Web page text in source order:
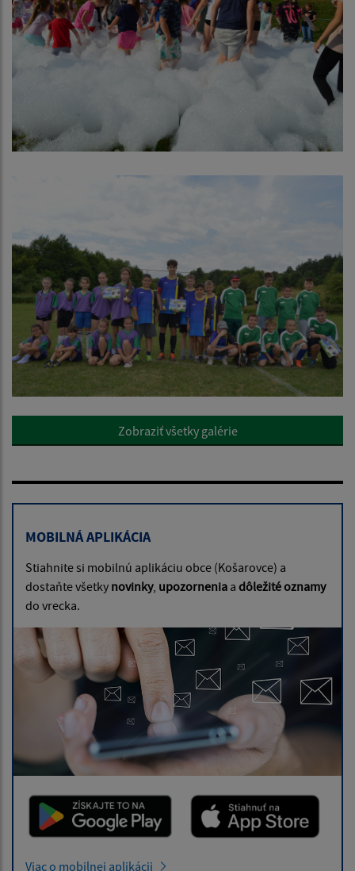
Zobraziť všetky galérie
MOBILNÁ APLIKÁCIA
Stiahnite si mobilnú aplikáciu obce (Košarovce) a
dostaňte všetky novinky, upozornenia a dôležité oznamy
do vrecka.
Viac o mobilnej aplikácii